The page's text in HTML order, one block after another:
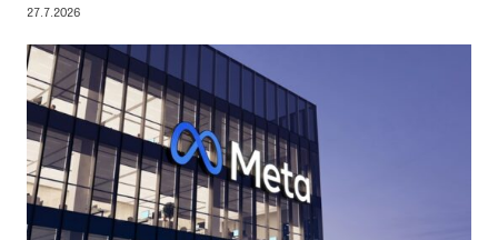
27.7.2026